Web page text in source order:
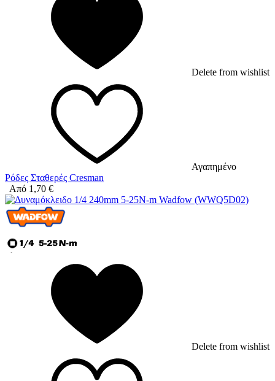
Delete from wishlist
Αγαπημένο
Ρόδες Σταθερές Cresman
Από 1,70 €
Delete from wishlist